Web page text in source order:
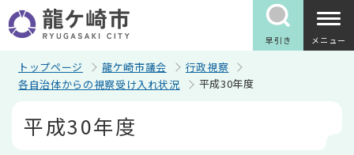
の
ペ
早引き メニュー
トップページ 龍ケ崎市議会
行政視察
各自治体からの視察受け入れ状況
平成30年度
平成30年度